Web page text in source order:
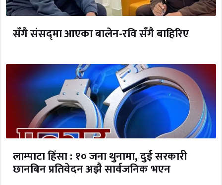
सँगै संसद्‌मा आएका बालेन-रवि सँगै बाहिरिए
लाम्पाटा हिंसा : १० जना थुनामा, दुई सरकारी
छानबिन प्रतिवेदन अझै सार्वजनिक भएन